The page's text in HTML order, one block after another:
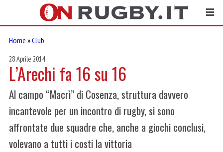
Home »Club
28 Aprile 2014
L’Arechi fa 16 su 16
Al campo “Macrì” di Cosenza, struttura davvero
incantevole per un incontro di rugby, si sono
affrontate due squadre che, anche a giochi conclusi,
volevano a tutti i costi la vittoria